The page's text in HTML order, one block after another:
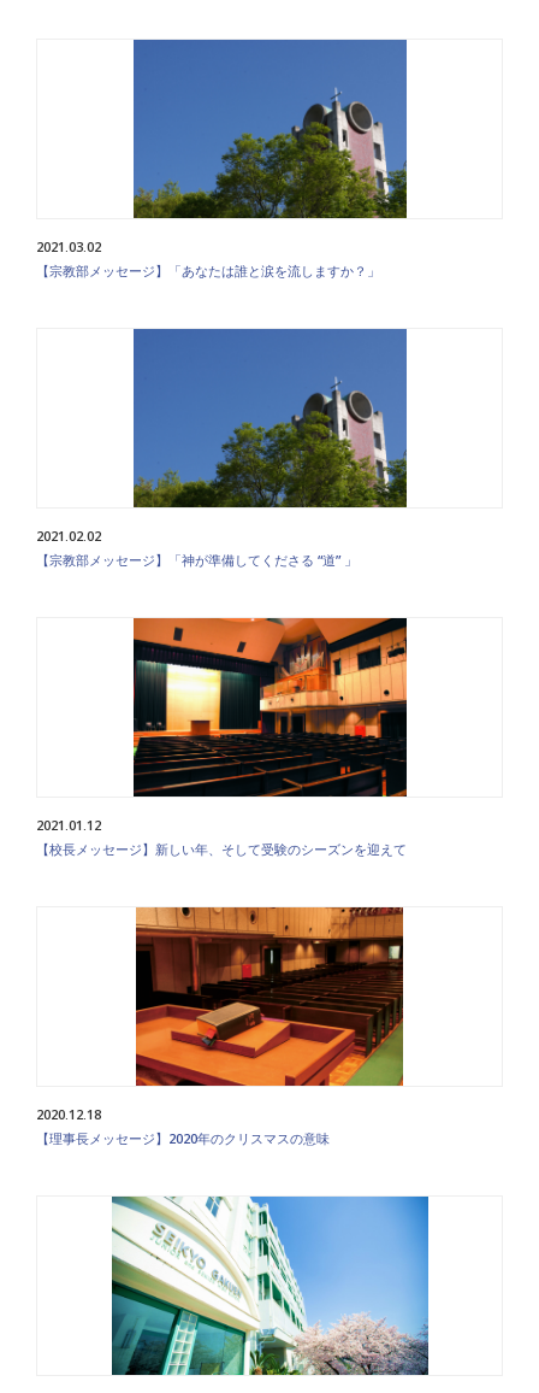
2021.03.02
【宗教部メッセージ】「あなたは誰と涙を流しますか？」
2021.02.02
【宗教部メッセージ】「神が準備してくださる “道” 」
2021.01.12
【校長メッセージ】新しい年、そして受験のシーズンを迎えて
2020.12.18
【理事長メッセージ】2020年のクリスマスの意味